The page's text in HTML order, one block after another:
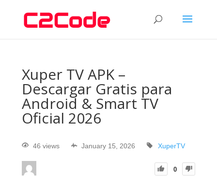
Xuper TV APK –
Descargar Gratis para
Android & Smart TV
Oficial 2026
46 views January 15, 2026 XuperTV
0